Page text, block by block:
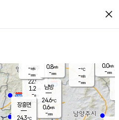
close
양주
22.9℃
1.2
-mm
-℃
-m/s
-mm
0.0m/s
-mm
남방
24.6℃
0.6m/s
-mm
장흥면
24.3℃
-m/s
-mm
0.8m/s
-mm